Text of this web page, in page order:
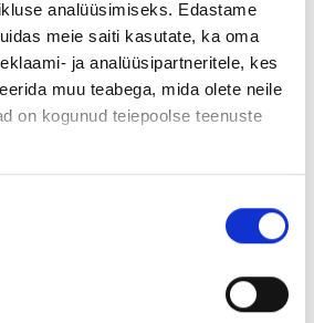
analüüsimiseks. Edastame
meie saiti kasutate, ka oma
ja analüüsipartneritele, kes
muu teabega, mida olete neile
on kogunud teiepoolse teenuste